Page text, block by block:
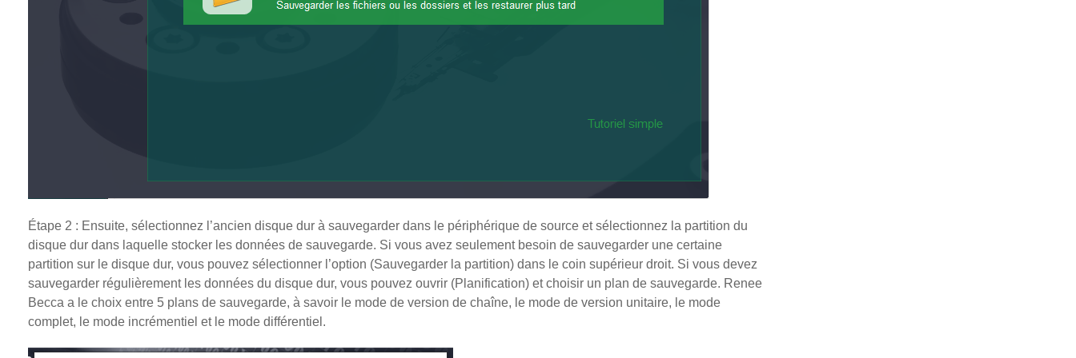
Étape 2 : Ensuite, sélectionnez l’ancien disque dur à sauvegarder dans le périphérique de source et sélectionnez la partition du
disque dur dans laquelle stocker les données de sauvegarde. Si vous avez seulement besoin de sauvegarder une certaine
partition sur le disque dur, vous pouvez sélectionner l’option (Sauvegarder la partition) dans le coin supérieur droit. Si vous devez
sauvegarder régulièrement les données du disque dur, vous pouvez ouvrir (Planification) et choisir un plan de sauvegarde. Renee
Becca a le choix entre 5 plans de sauvegarde, à savoir le mode de version de chaîne, le mode de version unitaire, le mode
complet, le mode incrémentiel et le mode différentiel.